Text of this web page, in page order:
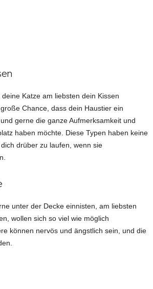
Katze am liebsten dein Kissen
Chance, dass dein Haustier ein
gerne die ganze Aufmerksamkeit und
haben möchte. Diese Typen haben keine
drüber zu laufen, wenn sie
unter der Decke einnisten, am liebsten
wollen sich so viel wie möglich
können nervös und ängstlich sein, und die